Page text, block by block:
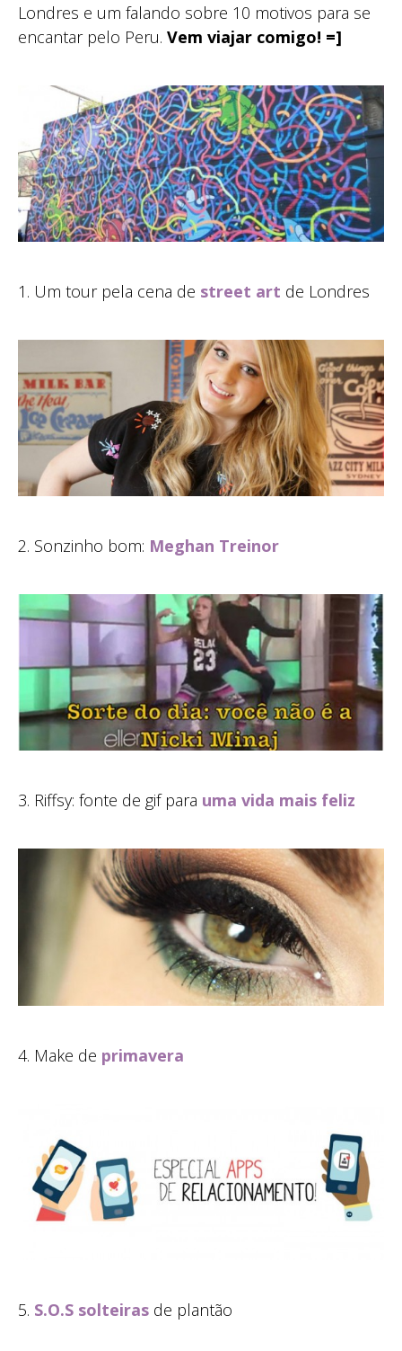
Londres e um falando sobre 10 motivos para se
encantar pelo Peru. Vem viajar comigo! =]
1. Um tour pela cena de street art de Londres
2. Sonzinho bom: Meghan Treinor
3. Riffsy: fonte de gif para uma vida mais feliz
4. Make de primavera
5. S.O.S solteiras de plantão